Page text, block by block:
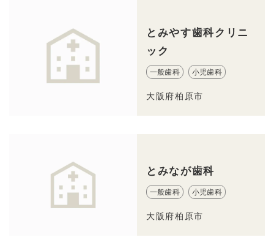
とみやす歯科クリニ
ック
一般歯科 小児歯科
大阪府柏原市
とみなが歯科
一般歯科 小児歯科
大阪府柏原市